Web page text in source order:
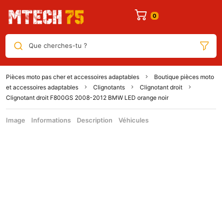
Que cherches-tu ?
Pièces moto pas cher et accessoires adaptables
Boutique pièces moto
et accessoires adaptables
Clignotants
Clignotant droit
Clignotant droit F800GS 2008-2012 BMW LED orange noir
Image Informations Description Véhicules